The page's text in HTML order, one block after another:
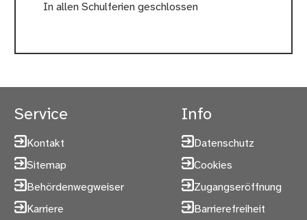
In allen Schulferien geschlossen
Service
Kontakt
Sitemap
Behördenwegweiser
Karriere
Info
Datenschutz
Cookies
Zugangseröffnung
Barrierefreiheit